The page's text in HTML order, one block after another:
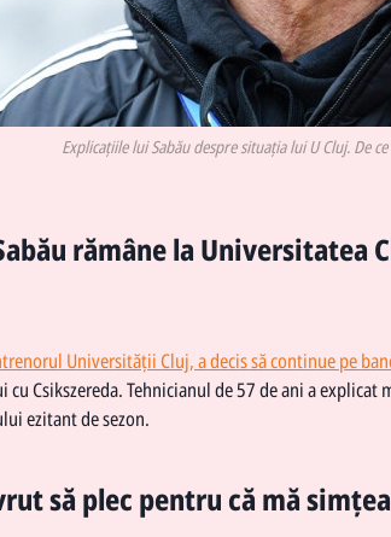
Explicațiile lui Sabău despre situația lui U Cluj. De
rămâne la Universitatea
Universității Cluj, a decis să continue pe
cu Csikszereda. Tehnicianul de 57 de ani a
ezitant de sezon.
să plec pentru că mă